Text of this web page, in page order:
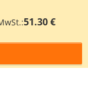
51.30 €